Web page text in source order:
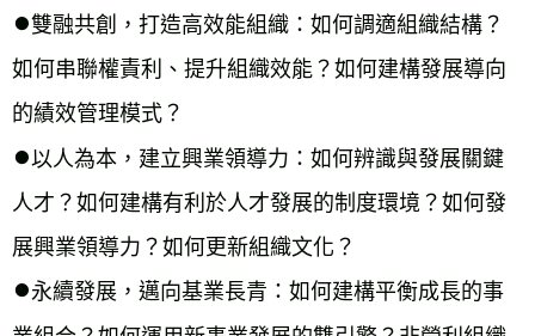
⏺︎雙融共創，打造高效能組織：如何調適組織結構？
如何串聯權責利、提升組織效能？如何建構發展導向
的績效管理模式？
⏺︎以人為本，建立興業領導力：如何辨識與發展關鍵
人才？如何建構有利於人才發展的制度環境？如何發
展興業領導力？如何更新組織文化？
⏺︎永續發展，邁向基業長青：如何建構平衡成長的事